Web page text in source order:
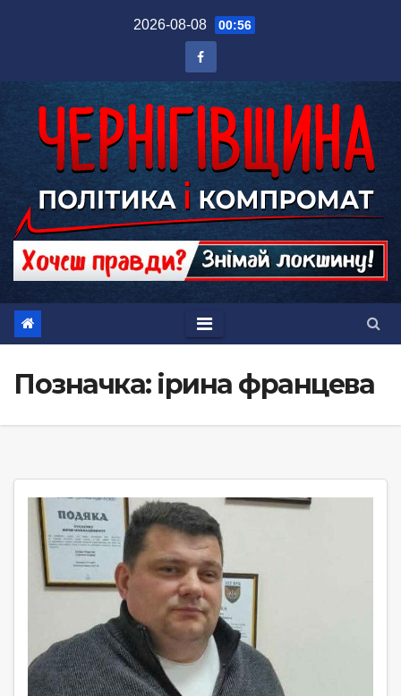
2026-08-08 00:56
Позначка: ірина францева